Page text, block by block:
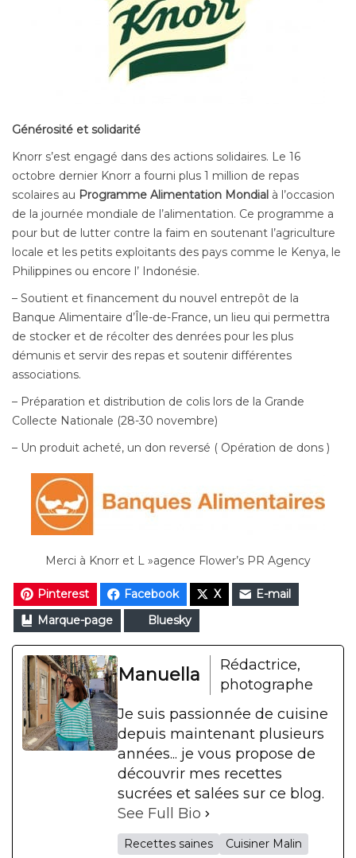
Générosité et solidarité
Knorr s’est engagé dans des actions solidaires. Le 16
octobre dernier Knorr a fourni plus 1 million de repas
scolaires au Programme Alimentation Mondial à l’occasion
de la journée mondiale de l’alimentation. Ce programme a
pour but de lutter contre la faim en soutenant l’agriculture
locale et les petits exploitants des pays comme le Kenya, le
Philippines ou encore l’ Indonésie.
– Soutient et financement du nouvel entrepôt de la
Banque Alimentaire d’Île-de-France, un lieu qui permettra
de stocker et de récolter des denrées pour les plus
démunis et servir des repas et soutenir différentes
associations.
– Préparation et distribution de colis lors de la Grande
Collecte Nationale (28-30 novembre)
– Un produit acheté, un don reversé ( Opération de dons )
Merci à Knorr et L »agence Flower’s PR Agency
Pinterest Facebook X
E-mail
Marque-page
Bluesky
Manuella
Rédactrice,
photographe
Je suis passionnée de cuisine
depuis maintenant plusieurs
années... je vous propose de
découvrir mes recettes
sucrées et salées sur ce blog.
See Full Bio
Recettes saines Cuisiner Malin